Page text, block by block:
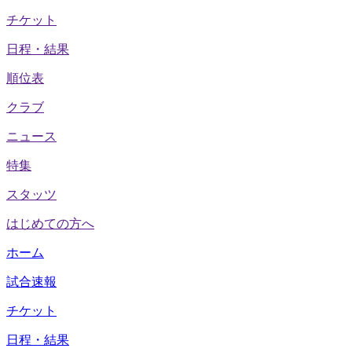
チケット
日程・結果
順位表
クラブ
ニュース
特集
スタッツ
はじめての方へ
ホーム
試合速報
チケット
日程・結果